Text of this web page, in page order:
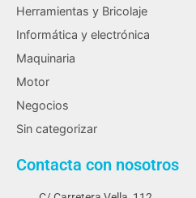
Herramientas y Bricolaje
Informática y electrónica
Maquinaria
Motor
Negocios
Sin categorizar
Contacta con nosotros